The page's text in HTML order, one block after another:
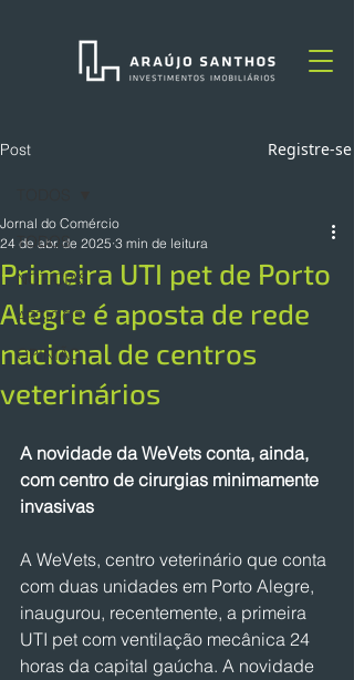
Post Registre-se
TODOS
NOTÍCIAS
ARTIGOS
OPINIÃO
Primeira UTI pet de Porto
Alegre é aposta de rede
nacional de centros
veterinários
Jornal do Comércio
24 de abr. de 2025 3 min de leitura
A novidade da WeVets conta, ainda,
com centro de cirurgias minimamente
invasivas
A WeVets, centro veterinário que conta
com duas unidades em Porto Alegre,
inaugurou, recentemente, a primeira
UTI pet com ventilação mecânica 24
horas da capital gaúcha. A novidade